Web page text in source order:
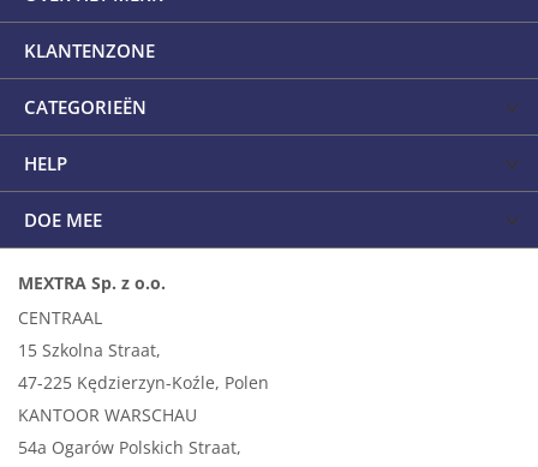
KLANTENZONE
CATEGORIEËN
HELP
DOE MEE
MEXTRA Sp. z o.o.
CENTRAAL
15 Szkolna Straat,
47-225 Kędzierzyn-Koźle, Polen
KANTOOR WARSCHAU
54a Ogarów Polskich Straat,